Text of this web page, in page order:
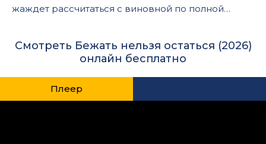
жаждет рассчитаться с виновной по полной…
Смотреть Бежать нельзя остаться (2026)
онлайн бесплатно
Плеер